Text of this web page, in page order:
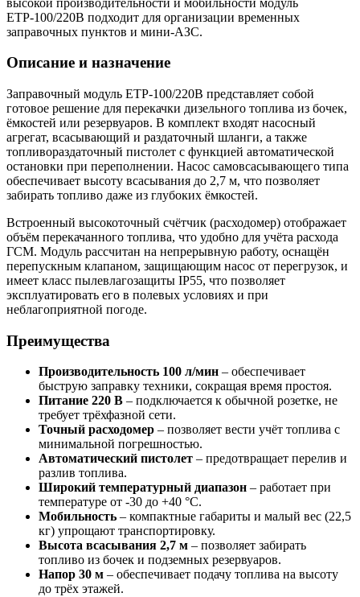
ЕТР-100/220В подходит для организации временных
заправочных пунктов и мини-АЗС.
Описание и назначение
Заправочный модуль ЕТР-100/220В представляет собой
готовое решение для перекачки дизельного топлива из бочек,
ёмкостей или резервуаров. В комплект входят насосный
агрегат, всасывающий и раздаточный шланги, а также
топливораздаточный пистолет с функцией автоматической
остановки при переполнении. Насос самовсасывающего типа
обеспечивает высоту всасывания до 2,7 м, что позволяет
забирать топливо даже из глубоких ёмкостей.
Встроенный высокоточный счётчик (расходомер) отображает
объём перекачанного топлива, что удобно для учёта расхода
ГСМ. Модуль рассчитан на непрерывную работу, оснащён
перепускным клапаном, защищающим насос от перегрузок, и
имеет класс пылевлагозащиты IP55, что позволяет
эксплуатировать его в полевых условиях и при
неблагоприятной погоде.
Преимущества
Производительность 100 л/мин – обеспечивает
быструю заправку техники, сокращая время простоя.
Питание 220 В – подключается к обычной розетке, не
требует трёхфазной сети.
Точный расходомер – позволяет вести учёт топлива с
минимальной погрешностью.
Автоматический пистолет – предотвращает перелив и
разлив топлива.
Широкий температурный диапазон – работает при
температуре от -30 до +40 °C.
Мобильность – компактные габариты и малый вес (22,5
кг) упрощают транспортировку.
Высота всасывания 2,7 м – позволяет забирать
топливо из бочек и подземных резервуаров.
Напор 30 м – обеспечивает подачу топлива на высоту
до трёх этажей.